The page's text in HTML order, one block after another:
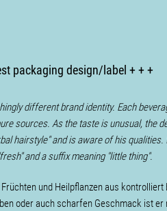
packaging design/label + + +
different brand identity. Each
sources. As the taste is unusual, the
hairstyle" and is aware of his qualities.
and a suffix meaning "little thing".
und Heilpflanzen aus kontrolliert
oder auch scharfen Geschmack ist